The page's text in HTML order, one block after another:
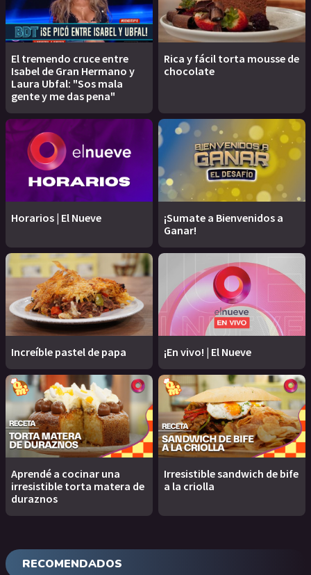
El tremendo cruce entre
Isabel de Gran Hermano y
Laura Ubfal: "Sos mala
gente y me das pena"
Rica y fácil torta mousse de
chocolate
Horarios | El Nueve
¡Sumate a Bienvenidos a
Ganar!
Increíble pastel de papa ¡En vivo! | El Nueve
Aprendé a cocinar una
irresistible torta matera de
duraznos
Irresistible sandwich de bife
a la criolla
RECOMENDADOS